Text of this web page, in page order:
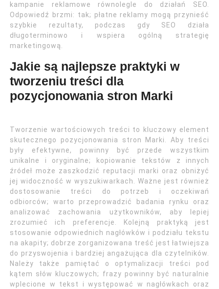
kampanie reklamowe równolegle do działań SEO.
Odpowiedź brzmi: tak; płatne reklamy mogą przynieść
szybkie rezultaty, podczas gdy SEO działa
długoterminowo i wspiera ogólną strategię
marketingową.
Jakie są najlepsze praktyki w
tworzeniu treści dla
pozycjonowania stron Marki
Tworzenie wartościowych treści to kluczowy element
skutecznego pozycjonowania stron Marki. Aby treści
były efektywne, powinny być przede wszystkim
unikalne i oryginalne; kopiowanie tekstów z innych
źródeł może zaszkodzić reputacji marki oraz obniżyć
jej widoczność w wyszukiwarkach. Ważne jest również
dostosowanie treści do potrzeb i oczekiwań
odbiorców; warto przeprowadzić badania rynku oraz
analizować zachowania użytkowników, aby lepiej
zrozumieć ich preferencje. Kolejną praktyką jest
stosowanie odpowiednich nagłówków i podziału tekstu
na akapity; dobrze zorganizowana treść jest łatwiejsza
do przyswojenia i bardziej angażująca dla czytelników.
Należy także pamiętać o optymalizacji treści pod
kątem słów kluczowych; frazy powinny być naturalnie
wplecione w tekst i występować w nagłówkach oraz